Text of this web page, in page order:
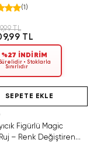
Aksesuarı
(1 )
TL
TL
%27 İNDİRİM
Sürelidir • Stoklarla
Sınırlıdır
SEPETE EKLE
Figürlü Magic
– Renk Değiştiren